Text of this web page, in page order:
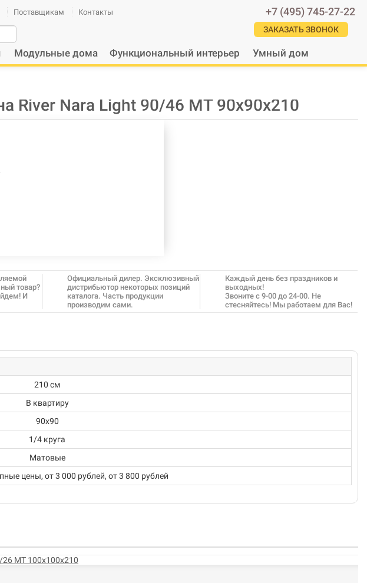
+7 (495) 745-27-22
ЗАКАЗАТЬ ЗВОНОК
Поставщикам Контакты
Модульные дома Функциональный интерьер Умный дом
River Nara Light 90/46 МТ 90х90х210
товар?
И
Официальный дилер. Эксклюзивный
дистрибьютор некоторых позиций
каталога. Часть продукции
производим сами.
Каждый день без праздников и
выходных!
Звоните с 9-00 до 24-00. Не
стесняйтесь! Мы работаем для Вас!
210 см
В квартиру
90х90
1/4 круга
Матовые
цены, от 3 000 рублей, от 3 800 рублей